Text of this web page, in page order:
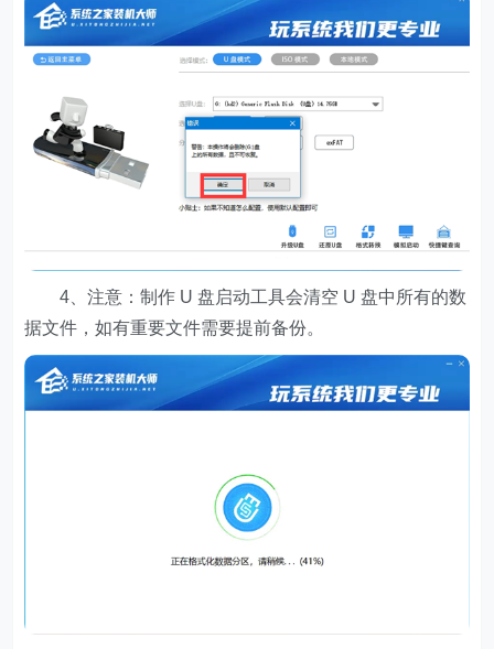
4、注意：制作 U 盘启动工具会清空 U 盘中所有的数
据文件，如有重要文件需要提前备份。